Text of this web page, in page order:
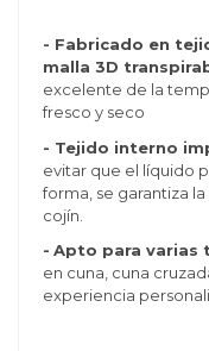
- Fabricado en
malla 3D
excelente de la
fresco y seco
- Tejido interno
evitar que el líquido
forma, se garantiza
cojín.
- Apto para varias
en cuna, cuna
experiencia